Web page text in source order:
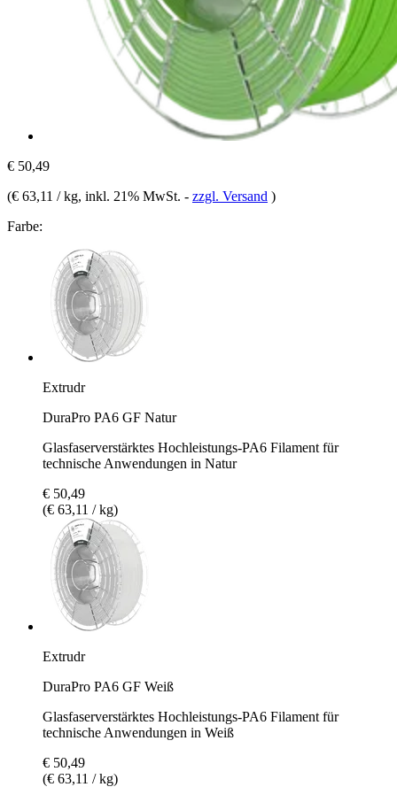
€ 50,49
(€ 63,11 / kg, inkl. 21% MwSt. - zzgl. Versand )
Farbe:
Extrudr
DuraPro PA6 GF Natur
Glasfaserverstärktes Hochleistungs-PA6 Filament für
technische Anwendungen in Natur
€ 50,49
(€ 63,11 / kg)
Extrudr
DuraPro PA6 GF Weiß
Glasfaserverstärktes Hochleistungs-PA6 Filament für
technische Anwendungen in Weiß
€ 50,49
(€ 63,11 / kg)